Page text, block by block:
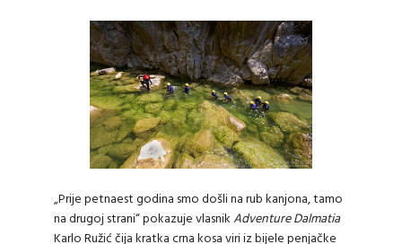
„Prije petnaest godina smo došli na rub kanjona, tamo
na drugoj strani“ pokazuje vlasnikAdventure Dalmatia
Karlo Ružić čija kratka crna kosa viri iz bijele penjačke